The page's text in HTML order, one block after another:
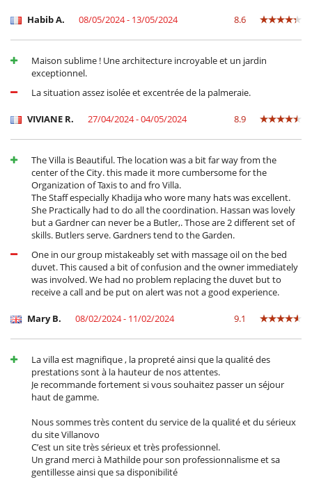
Habib A. 08/05/2024 - 13/05/2024 8.6
Maison sublime ! Une architecture incroyable et un jardin
exceptionnel.
La situation assez isolée et excentrée de la palmeraie.
VIVIANE R. 27/04/2024 - 04/05/2024 8.9
The Villa is Beautiful. The location was a bit far way from the
center of the City. this made it more cumbersome for the
Organization of Taxis to and fro Villa.
The Staff especially Khadija who wore many hats was excellent.
She Practically had to do all the coordination. Hassan was lovely
but a Gardner can never be a Butler,. Those are 2 different set of
skills. Butlers serve. Gardners tend to the Garden.
One in our group mistakeably set with massage oil on the bed
duvet. This caused a bit of confusion and the owner immediately
was involved. We had no problem replacing the duvet but to
receive a call and be put on alert was not a good experience.
Mary B. 08/02/2024 - 11/02/2024 9.1
La villa est magnifique , la propreté ainsi que la qualité des
prestations sont à la hauteur de nos attentes.
Je recommande fortement si vous souhaitez passer un séjour
haut de gamme.
Nous sommes très content du service de la qualité et du sérieux
du site Villanovo
C’est un site très sérieux et très professionnel.
Un grand merci à Mathilde pour son professionnalisme et sa
gentillesse ainsi que sa disponibilité